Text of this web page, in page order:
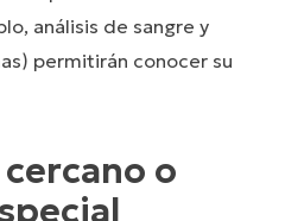
análisis de sangre y
permitirán conocer su
o